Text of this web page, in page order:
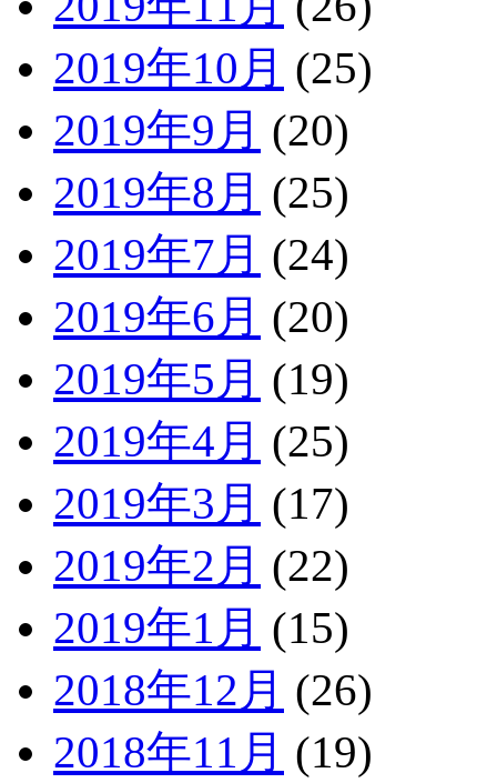
2019年10月 (25)
2019年9月 (20)
2019年8月 (25)
2019年7月 (24)
2019年6月 (20)
2019年5月 (19)
2019年4月 (25)
2019年3月 (17)
2019年2月 (22)
2019年1月 (15)
2018年12月 (26)
2018年11月 (19)